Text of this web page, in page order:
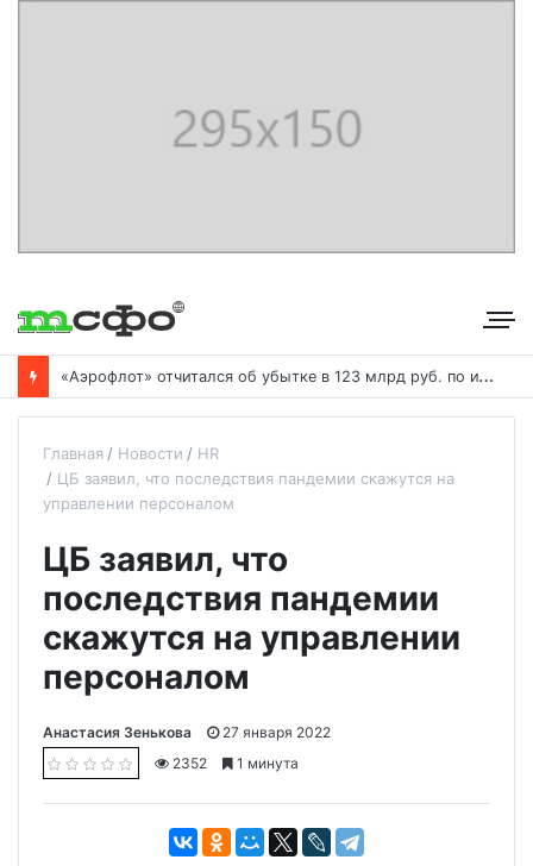
«
Аэрофлот» отчитался об убытке в 123 млрд руб. по итогам года пандемии
Главная Новости
HR
ЦБ заявил, что последствия пандемии скажутся на
управлении персоналом
ЦБ заявил, что
последствия пандемии
скажутся на управлении
персоналом
Анастасия Зенькова
27 января 2022
2352
1 минута